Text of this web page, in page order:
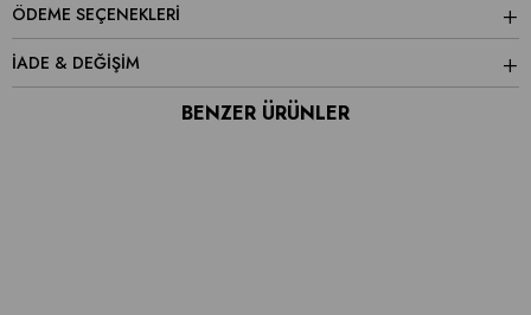
ÖDEME SEÇENEKLERI
İADE & DEĞİŞİM
BENZER ÜRÜNLER